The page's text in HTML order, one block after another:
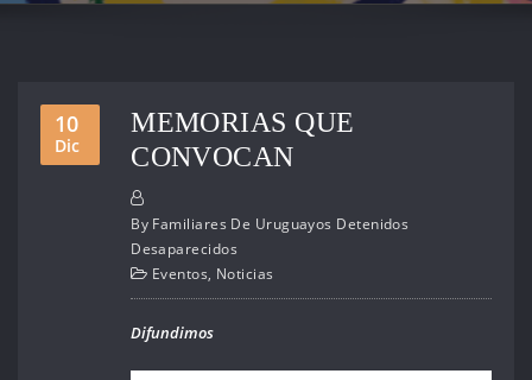
10
Dic
MEMORIAS QUE
CONVOCAN
By Familiares De Uruguayos Detenidos
Desaparecidos
Eventos, Noticias
Difundimos